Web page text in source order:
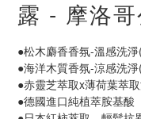
露 - 摩洛
●松木麝香香氛-溫感洗
●海洋木質香氛-涼感洗
●赤靈芝萃取x薄荷葉萃
●德國進口純植萃胺基酸